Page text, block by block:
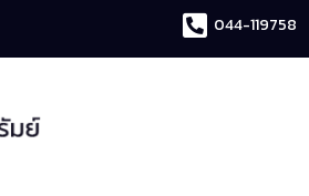
044-119758